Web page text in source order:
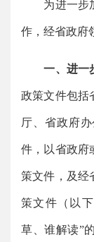
为进一步加
作，经省政府
一、进一
政策文件包括
厅、省政府
件，以省政府
策文件，及经
策文件（以
草、谁解读”